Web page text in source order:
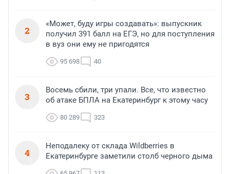
2
«Может, буду игры создавать»: выпускник
получил 391 балл на ЕГЭ, но для поступления
в вуз они ему не пригодятся
95 698 40
3
Восемь сбили, три упали. Все, что известно
об атаке БПЛА на Екатеринбург к этому часу
80 289 323
4
Неподалеку от склада Wildberries в
Екатеринбурге заметили столб черного дыма